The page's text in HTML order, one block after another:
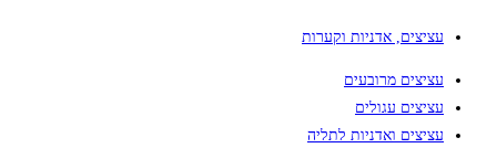
עציצים, אדניות וקערות
עציצים מרובעים
עציצים עגולים
עציצים ואדניות לתליה